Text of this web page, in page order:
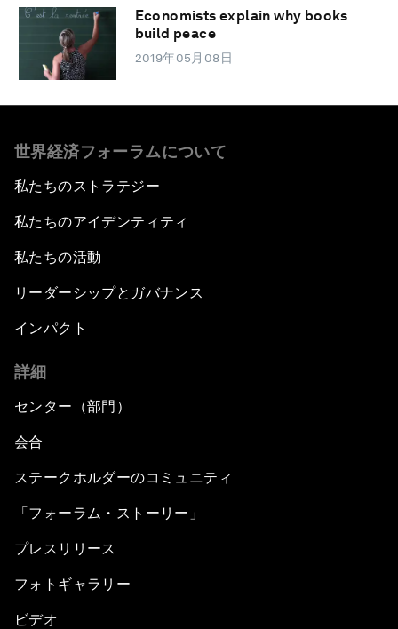
Economists explain why books
build peace
2019年05月08日
世界経済フォーラムについて
私たちのストラテジー
私たちのアイデンティティ
私たちの活動
リーダーシップとガバナンス
インパクト
詳細
センター（部門）
会合
ステークホルダーのコミュニティ
「フォーラム・ストーリー」
プレスリリース
フォトギャラリー
ビデオ